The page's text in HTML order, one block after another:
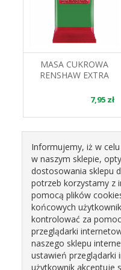
MASA CUKROWA
RENSHAW EXTRA
POWLEKANIA I
DEKORACJI BAKELS
250G
7,95 zł
MASA CUKROWA
RENSHAW
Informujemy, iż w
w naszym sklepie,
dostosowania sklepu
potrzeb korzystamy z
pomocą plików
końcowych
kontrolować za
przeglądarki
naszego sklepu
ustawień przeglądarki
użytkownik akceptuje